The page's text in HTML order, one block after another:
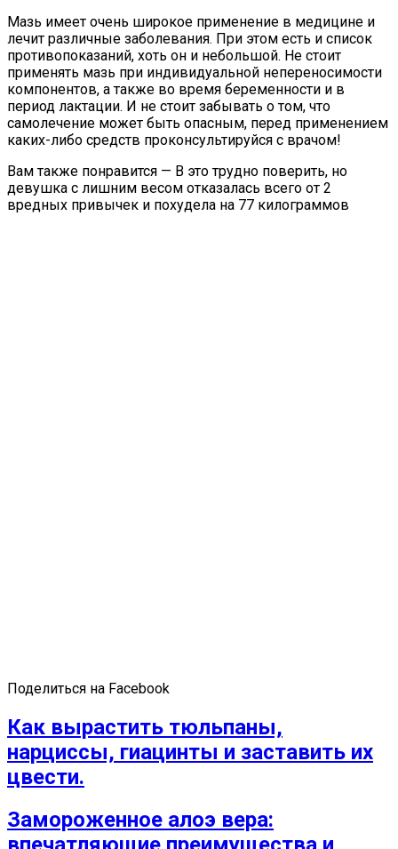
Мазь имеет очень широкое применение в медицине и
лечит различные заболевания. При этом есть и список
противопоказаний, хоть он и небольшой. Не стоит
применять мазь при индивидуальной непереносимости
компонентов, а также во время беременности и в
период лактации. И не стоит забывать о том, что
самолечение может быть опасным, перед применением
каких-либо средств проконсультируйся с врачом!
Вам также понравится — В это трудно поверить, но
девушка с лишним весом отказалась всего от 2
вредных привычек и похудела на 77 килограммов
Поделиться на Facebook
Как вырастить тюльпаны,
нарциссы, гиацинты и заставить их
цвести.
Замороженное алоэ вера: